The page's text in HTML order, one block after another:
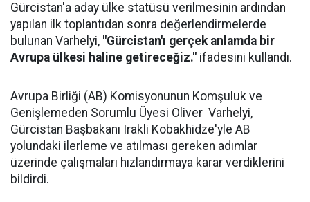
Gürcistan'a aday ülke statüsü verilmesinin ardından
yapılan ilk toplantıdan sonra değerlendirmelerde
bulunan Varhelyi, "Gürcistan'ı gerçek anlamda bir
Avrupa ülkesi haline getireceğiz." ifadesini kullandı.
Avrupa Birliği (AB) Komisyonunun Komşuluk ve
Genişlemeden Sorumlu Üyesi Oliver Varhelyi,
Gürcistan Başbakanı Irakli Kobakhidze'yle AB
yolundaki ilerleme ve atılması gereken adımlar
üzerinde çalışmaları hızlandırmaya karar verdiklerini
bildirdi.